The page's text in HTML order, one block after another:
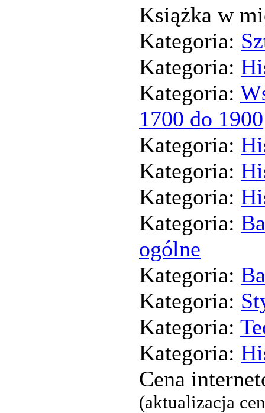
Książka w
Kategoria:
Kategoria:
Kategoria:
1700 do 1900
Kategoria:
Kategoria:
Kategoria:
Kategoria:
ogólne
Kategoria:
Kategoria:
Kategoria:
Kategoria:
Cena
(aktualizacja